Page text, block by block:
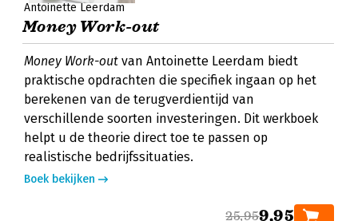
Antoinette Leerdam
Money Work-out
Money Work-out van Antoinette Leerdam biedt
praktische opdrachten die specifiek ingaan op het
berekenen van de terugverdientijd van
verschillende soorten investeringen. Dit werkboek
helpt u de theorie direct toe te passen op
realistische bedrijfssituaties.
Boek bekijken
25,959,95